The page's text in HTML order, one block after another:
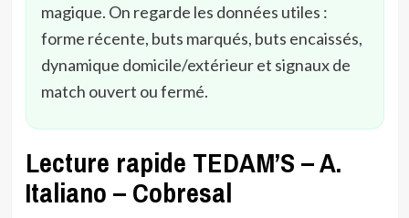
magique. On regarde les données utiles :
forme récente, buts marqués, buts encaissés,
dynamique domicile/extérieur et signaux de
match ouvert ou fermé.
Lecture rapide TEDAM’S – A.
Italiano – Cobresal